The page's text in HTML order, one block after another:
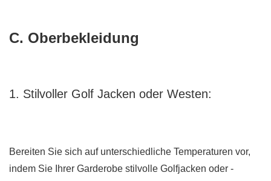
C. Oberbekleidung
1. Stilvoller Golf Jacken oder Westen:
Bereiten Sie sich auf unterschiedliche Temperaturen vor,
indem Sie Ihrer Garderobe stilvolle Golfjacken oder -